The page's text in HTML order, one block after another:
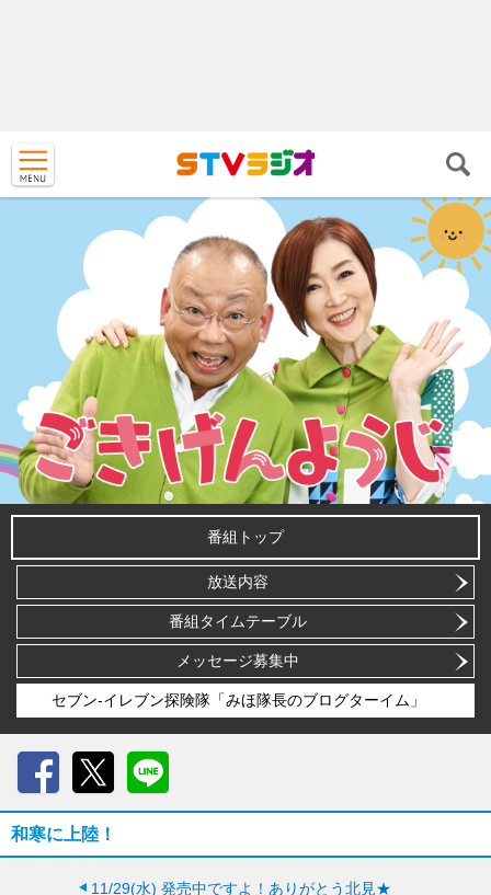
番組トップ
放送内容
番組タイムテーブル
メッセージ募集中
セブン-イレブン探険隊「みほ隊長のブログターイム」
和寒に上陸！
11/29(水) 発売中ですよ！ありがとう北見★